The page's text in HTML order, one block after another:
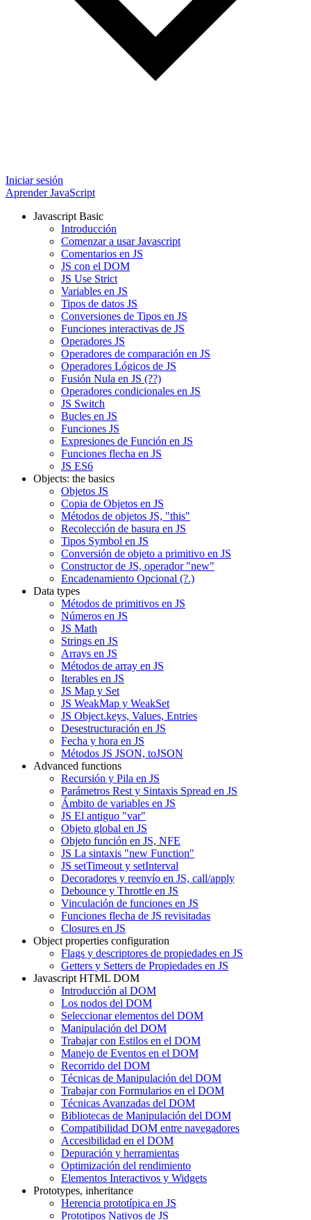
Iniciar sesión
Aprender JavaScript
Javascript Basic
Introducción
Comenzar a usar Javascript
Comentarios en JS
JS con el DOM
JS Use Strict
Variables en JS
Tipos de datos JS
Conversiones de Tipos en JS
Funciones interactivas de JS
Operadores JS
Operadores de comparación en JS
Operadores Lógicos de JS
Fusión Nula en JS (??)
Operadores condicionales en JS
JS Switch
Bucles en JS
Funciones JS
Expresiones de Función en JS
Funciones flecha en JS
JS ES6
Objects: the basics
Objetos JS
Copia de Objetos en JS
Métodos de objetos JS, "this"
Recolección de basura en JS
Tipos Symbol en JS
Conversión de objeto a primitivo en JS
Constructor de JS, operador "new"
Encadenamiento Opcional (?.)
Data types
Métodos de primitivos en JS
Números en JS
JS Math
Strings en JS
Arrays en JS
Métodos de array en JS
Iterables en JS
JS Map y Set
JS WeakMap y WeakSet
JS Object.keys, Values, Entries
Desestructuración en JS
Fecha y hora en JS
Métodos JS JSON, toJSON
Advanced functions
Recursión y Pila en JS
Parámetros Rest y Sintaxis Spread en JS
Ámbito de variables en JS
JS El antiguo "var"
Objeto global en JS
Objeto función en JS, NFE
JS La sintaxis "new Function"
JS setTimeout y setInterval
Decoradores y reenvío en JS, call/apply
Debounce y Throttle en JS
Vinculación de funciones en JS
Funciones flecha de JS revisitadas
Closures en JS
Object properties configuration
Flags y descriptores de propiedades en JS
Getters y Setters de Propiedades en JS
Javascript HTML DOM
Introducción al DOM
Los nodos del DOM
Seleccionar elementos del DOM
Manipulación del DOM
Trabajar con Estilos en el DOM
Manejo de Eventos en el DOM
Recorrido del DOM
Técnicas de Manipulación del DOM
Trabajar con Formularios en el DOM
Técnicas Avanzadas del DOM
Bibliotecas de Manipulación del DOM
Compatibilidad DOM entre navegadores
Accesibilidad en el DOM
Depuración y herramientas
Optimización del rendimiento
Elementos Interactivos y Widgets
Prototypes, inheritance
Herencia prototípica en JS
Prototipos Nativos de JS